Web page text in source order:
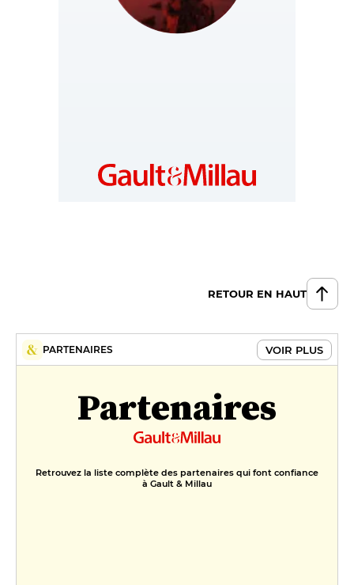
RETOUR EN HAUT
PARTENAIRES VOIR PLUS
Partenaires
Retrouvez la liste complète des partenaires qui font confiance
à Gault & Millau